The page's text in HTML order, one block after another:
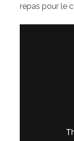
repas pour le